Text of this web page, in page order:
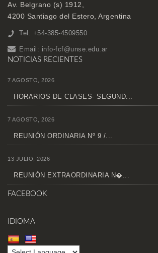
Av. Belgrano (s) 1912,
4200 Santiago del Estero, Argentina
Tel: +54-385-4509550
Email: info-fcf@unse.edu.ar
NOTICIAS RECIENTES
7 AGOSTO, 2026
HORARIOS DE CLASES- SEGUND...
7 AGOSTO, 2026
REUNIÓN ORDINARIA Nº 9 /...
13 JULIO, 2026
REUNIÓN EXTRAORDINARIA N�...
FACEBOOK
IDIOMA